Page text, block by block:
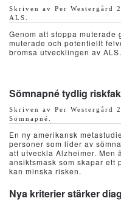
Skriven av Per Westergård
ALS
Genom att stoppa
muterade och potentiellt
bromsa utvecklingen av ALS.
Sömnapné tydlig
Skriven av Per Westergård
Sömnapné
En ny amerikansk
personer som lider av
att utveckla Alzheimer. Men
ansiktsmask som skapar ett
kan minska risken.
Nya kriterier stärker